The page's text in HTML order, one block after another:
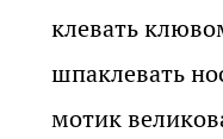
клевать
шпаклевать
мотик